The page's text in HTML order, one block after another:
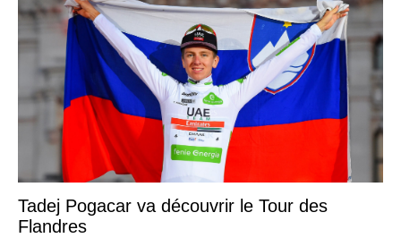
Tadej Pogacar va découvrir le Tour des
Flandres